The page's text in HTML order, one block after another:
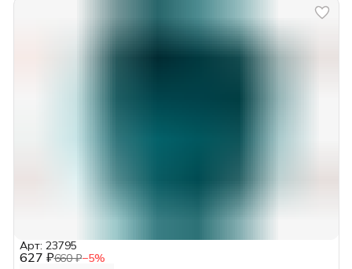
627 ₽660 ₽−5%
Арт: 23795